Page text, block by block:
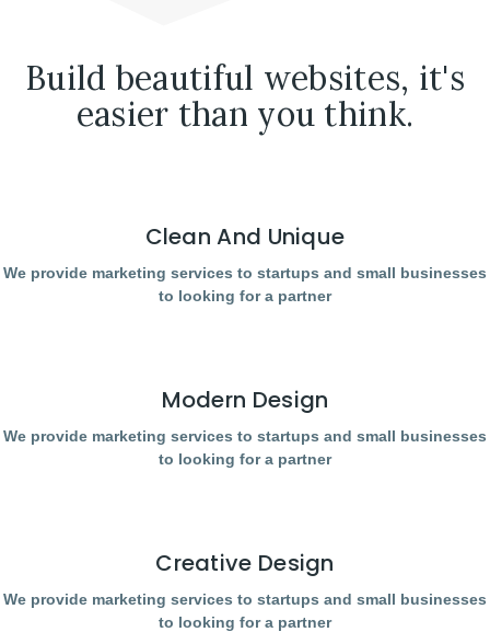
Build beautiful websites, it's
easier than you think.
Clean And Unique
We provide marketing services to startups and small businesses
to looking for a partner
Modern Design
We provide marketing services to startups and small businesses
to looking for a partner
Creative Design
We provide marketing services to startups and small businesses
to looking for a partner